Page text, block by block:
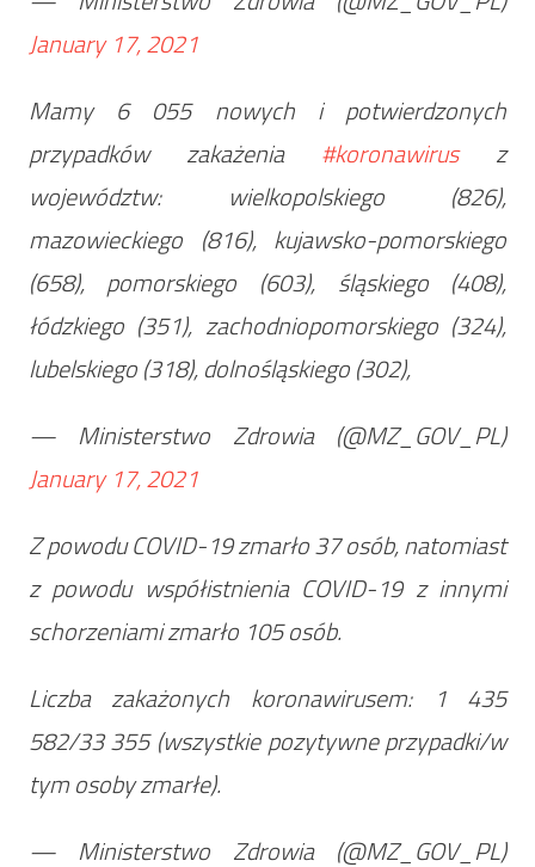
January 17, 2021
Mamy 6 055 nowych i potwierdzonych
przypadków zakażenia #koronawirusz
województw: wielkopolskiego (826),
mazowieckiego (816), kujawsko-pomorskiego
(658), pomorskiego (603), śląskiego (408),
łódzkiego (351), zachodniopomorskiego (324),
lubelskiego (318), dolnośląskiego (302),
— Ministerstwo Zdrowia (@MZ_GOV_PL)
January 17, 2021
Z powodu COVID-19 zmarło 37 osób, natomiast
z powodu współistnienia COVID-19 z innymi
schorzeniami zmarło 105 osób.
Liczba zakażonych koronawirusem: 1 435
582/33 355 (wszystkie pozytywne przypadki/w
tym osoby zmarłe).
— Ministerstwo Zdrowia (@MZ_GOV_PL)